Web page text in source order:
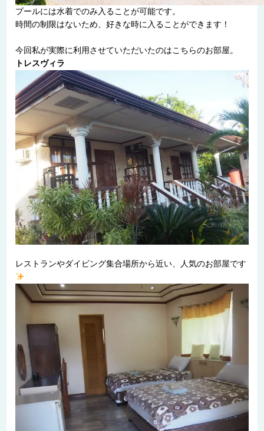
プールには水着でのみ入ることが可能です。
時間の制限はないため、好きな時に入ることができます！
今回私が実際に利用させていただいたのはこちらのお部屋。
トレスヴィラ
レストランやダイビング集合場所から近い、人気のお部屋です